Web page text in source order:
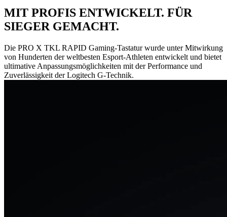
MIT PROFIS ENTWICKELT. FÜR
SIEGER GEMACHT.
Die PRO X TKL RAPID Gaming-Tastatur wurde unter Mitwirkung
von Hunderten der weltbesten Esport-Athleten entwickelt und bietet
ultimative Anpassungsmöglichkeiten mit der Performance und
Zuverlässigkeit der Logitech G-Technik.